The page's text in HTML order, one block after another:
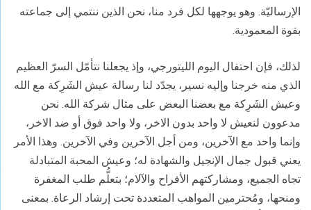
الإرساليّة. وهو يوجهها لكل فرد منا، نحن الذين ننتمي إلى جماعته
بقوة المعمودية.
لذلك، فإن احتفال اليوم الليتورجي، وإذ يجعلنا نتأمّل السرّ العظيم
الذي منه خرجنا وإليه نسير، يجدّد لنا رسالة عيش الشَرِكة مع الله
وعيش الشَرِكة مع بعضنا البعض على مثال شركة الله. نحن
مدعوون لنعيش لا واحد بدون الاخر، ولا واحد فوق أو ضد الاخر،
وإنما واحد مع الآخرين، ومن أجل الآخرين وفي الآخرين. وهذا الأمر
يعني قبول جمال الإنجيل والشهادة له؛ وعيش المحبة المتبادلة
تجاه الجميع، ومشاركتهم الأفراح والآلام؛ بتعلُّم طلب المغفرة
ومنحها، ومُحترمين المواهب المتعددة تحت إرشاد الرعاة. بمعنى